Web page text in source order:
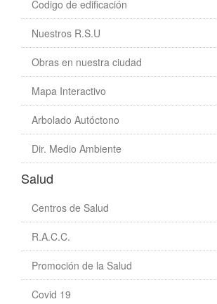
Codigo de edificación
Nuestros R.S.U
Obras en nuestra ciudad
Mapa Interactivo
Arbolado Autóctono
Dir. Medio Ambiente
Salud
Centros de Salud
R.A.C.C.
Promoción de la Salud
Covid 19